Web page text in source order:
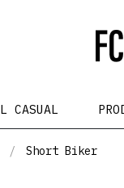
CASUAL
Short Biker